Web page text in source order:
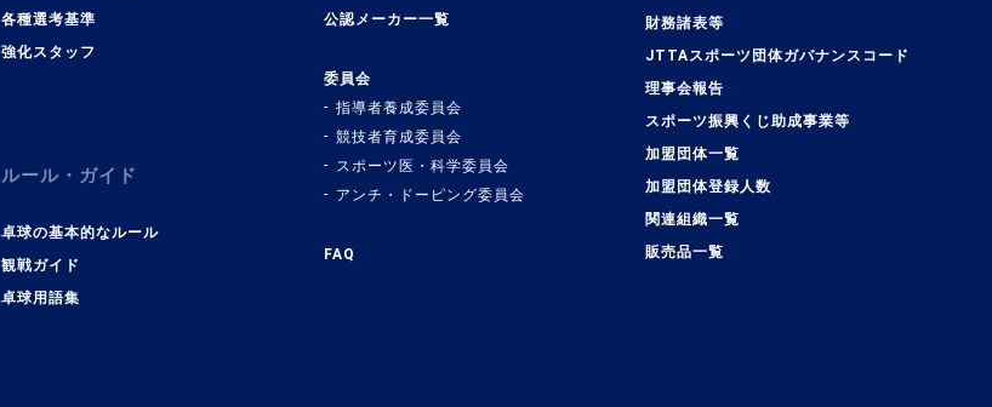
各種選考基準
強化スタッフ
ルール・ガイド
卓球の基本的なルール
観戦ガイド
卓球用語集
公認メーカー一覧
委員会
指導者養成委員会
競技者育成委員会
スポーツ医・科学委員会
アンチ・ドーピング委員会
FAQ
財務諸表等
JTTAスポーツ団体ガバナンスコード
理事会報告
スポーツ振興くじ助成事業等
加盟団体一覧
加盟団体登録人数
関連組織一覧
販売品一覧